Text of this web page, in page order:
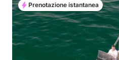
Prenotazione istantanea